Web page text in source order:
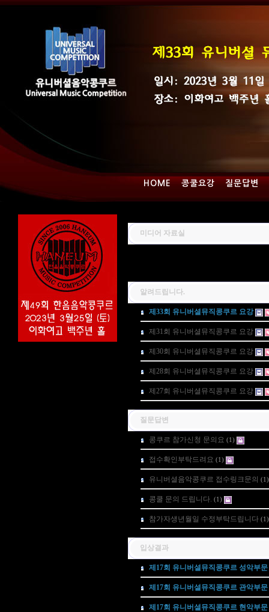
HOME 콩쿨요강 질문답변
미디어 자료실
알려드립니다.
제33회 유니버셜뮤직콩쿠르 요강
제31회 유니버셜뮤직콩쿠르 요강
제30회 유니버셜뮤직콩쿠르 요강
제28회 유니버셜뮤직콩쿠르 요강
제27회 유니버셜뮤직콩쿠르 요강
질문답변
콩쿠르 참가신청 문의요 (1)
접수확인부탁드려요 (1)
유니버셜음악콩쿠르 접수링크문의 (1)
콩쿨 문의 드립니다. (1)
참가자생년월일 수정부탁드립니다 (1)
입상결과
제17회 유니버셜뮤직콩쿠르 성악부
제17회 유니버셜뮤직콩쿠르 관악부
제17회 유니버셜뮤직콩쿠르 현악부